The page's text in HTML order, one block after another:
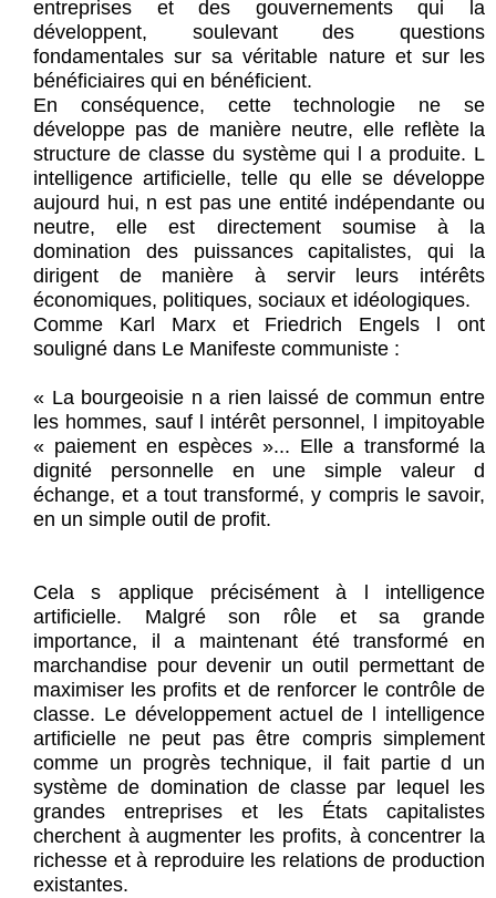
entreprises et des gouvernements qui la
développent, soulevant des questions
fondamentales sur sa véritable nature et sur les
bénéficiaires qui en bénéficient.
En conséquence, cette technologie ne se
développe pas de manière neutre, elle reflète la
structure de classe du système qui l a produite. L
intelligence artificielle, telle qu elle se développe
aujourd hui, n est pas une entité indépendante ou
neutre, elle est directement soumise à la
domination des puissances capitalistes, qui la
dirigent de manière à servir leurs intérêts
économiques, politiques, sociaux et idéologiques.
Comme Karl Marx et Friedrich Engels l ont
souligné dans Le Manifeste communiste :
« La bourgeoisie n a rien laissé de commun entre
les hommes, sauf l intérêt personnel, l impitoyable
« paiement en espèces »... Elle a transformé la
dignité personnelle en une simple valeur d
échange, et a tout transformé, y compris le savoir,
en un simple outil de profit.
Cela s applique précisément à l intelligence
artificielle. Malgré son rôle et sa grande
importance, il a maintenant été transformé en
marchandise pour devenir un outil permettant de
maximiser les profits et de renforcer le contrôle de
classe. Le développement actuel de l intelligence
artificielle ne peut pas être compris simplement
comme un progrès technique, il fait partie d un
système de domination de classe par lequel les
grandes entreprises et les États capitalistes
cherchent à augmenter les profits, à concentrer la
richesse et à reproduire les relations de production
existantes.